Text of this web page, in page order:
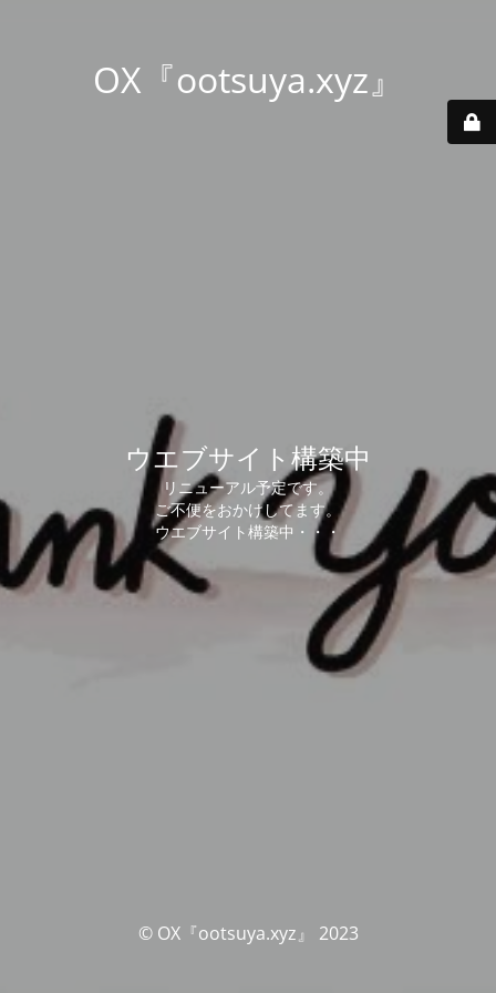
OX『ootsuya.xyz』
ウエブサイト構築中
リニューアル予定です。
ご不便をおかけしてます。
ウエブサイト構築中・・・
© OX『ootsuya.xyz』 2023